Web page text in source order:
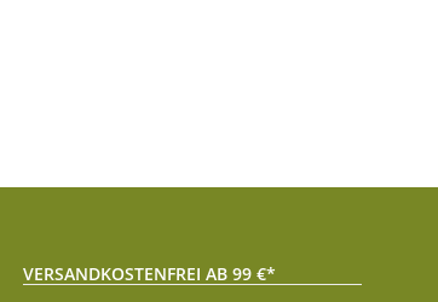
VERSANDKOSTENFREI AB 99 €*